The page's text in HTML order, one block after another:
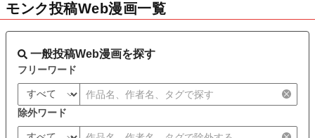
モンク投稿Web漫画一覧
一般投稿Web漫画を探す
フリーワード
除外ワード